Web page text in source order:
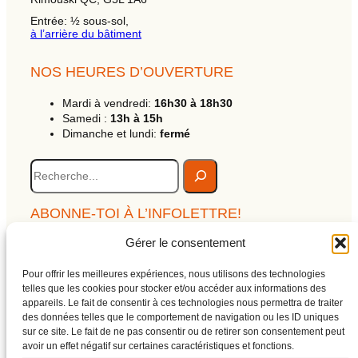
Gérer le consentement
Pour offrir les meilleures expériences, nous utilisons des technologies
telles que les cookies pour stocker et/ou accéder aux informations des
appareils. Le fait de consentir à ces technologies nous permettra de traiter
des données telles que le comportement de navigation ou les ID uniques
sur ce site. Le fait de ne pas consentir ou de retirer son consentement peut
avoir un effet négatif sur certaines caractéristiques et fonctions.
Entrée: ½ sous-sol,
à l’arrière du bâtiment
NOS HEURES D’OUVERTURE
Mardi à vendredi: 16h30 à 18h30
Samedi : 13h à 15h
Dimanche et lundi: fermé
R
e
c
h
e
ABONNE-TOI À L’INFOLETTRE!
Clique ici !
Alerte des ateliers
Archives de l’infolettre
Politique de confidentialité